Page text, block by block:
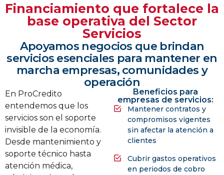
Financiamiento que fortalece la
base operativa del Sector
Servicios
Apoyamos negocios que brindan
servicios esenciales para mantener en
marcha empresas, comunidades y
operación
En ProCredito
entendemos que los
servicios son el soporte
invisible de la economía.
Desde mantenimiento y
soporte técnico hasta
atención médica,
Beneficios para
empresas de servicios:
Mantener contratos y
compromisos vigentes
sin afectar la atención a
clientes
Cubrir gastos operativos
en periodos de cobro